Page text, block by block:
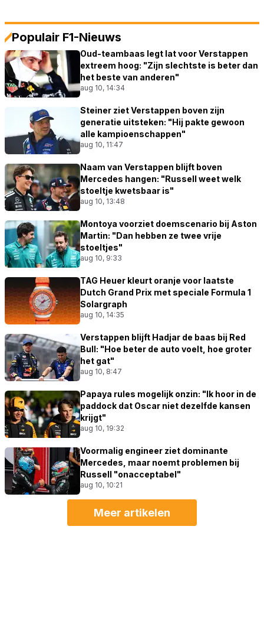
Populair F1-Nieuws
Oud-teambaas legt lat voor Verstappen
extreem hoog: "Zijn slechtste is beter dan
het beste van anderen"
aug 10, 14:34
Steiner ziet Verstappen boven zijn
generatie uitsteken: "Hij pakte gewoon
alle kampioenschappen"
aug 10, 11:47
Naam van Verstappen blijft boven
Mercedes hangen: "Russell weet welk
stoeltje kwetsbaar is"
aug 10, 13:48
Montoya voorziet doemscenario bij Aston
Martin: "Dan hebben ze twee vrije
stoeltjes"
aug 10, 9:33
TAG Heuer kleurt oranje voor laatste
Dutch Grand Prix met speciale Formula 1
Solargraph
aug 10, 14:35
Verstappen blijft Hadjar de baas bij Red
Bull: "Hoe beter de auto voelt, hoe groter
het gat"
aug 10, 8:47
Papaya rules mogelijk onzin: "Ik hoor in de
paddock dat Oscar niet dezelfde kansen
krijgt"
aug 10, 19:32
Voormalig engineer ziet dominante
Mercedes, maar noemt problemen bij
Russell "onacceptabel"
aug 10, 10:21
Meer artikelen